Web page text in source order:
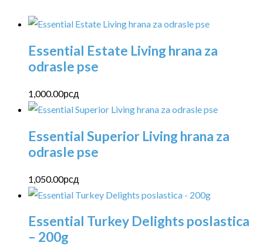
Essential Estate Living hrana za
odrasle pse
1,000.00рсд
Essential Superior Living hrana za
odrasle pse
1,050.00рсд
Essential Turkey Delights poslastica
– 200g